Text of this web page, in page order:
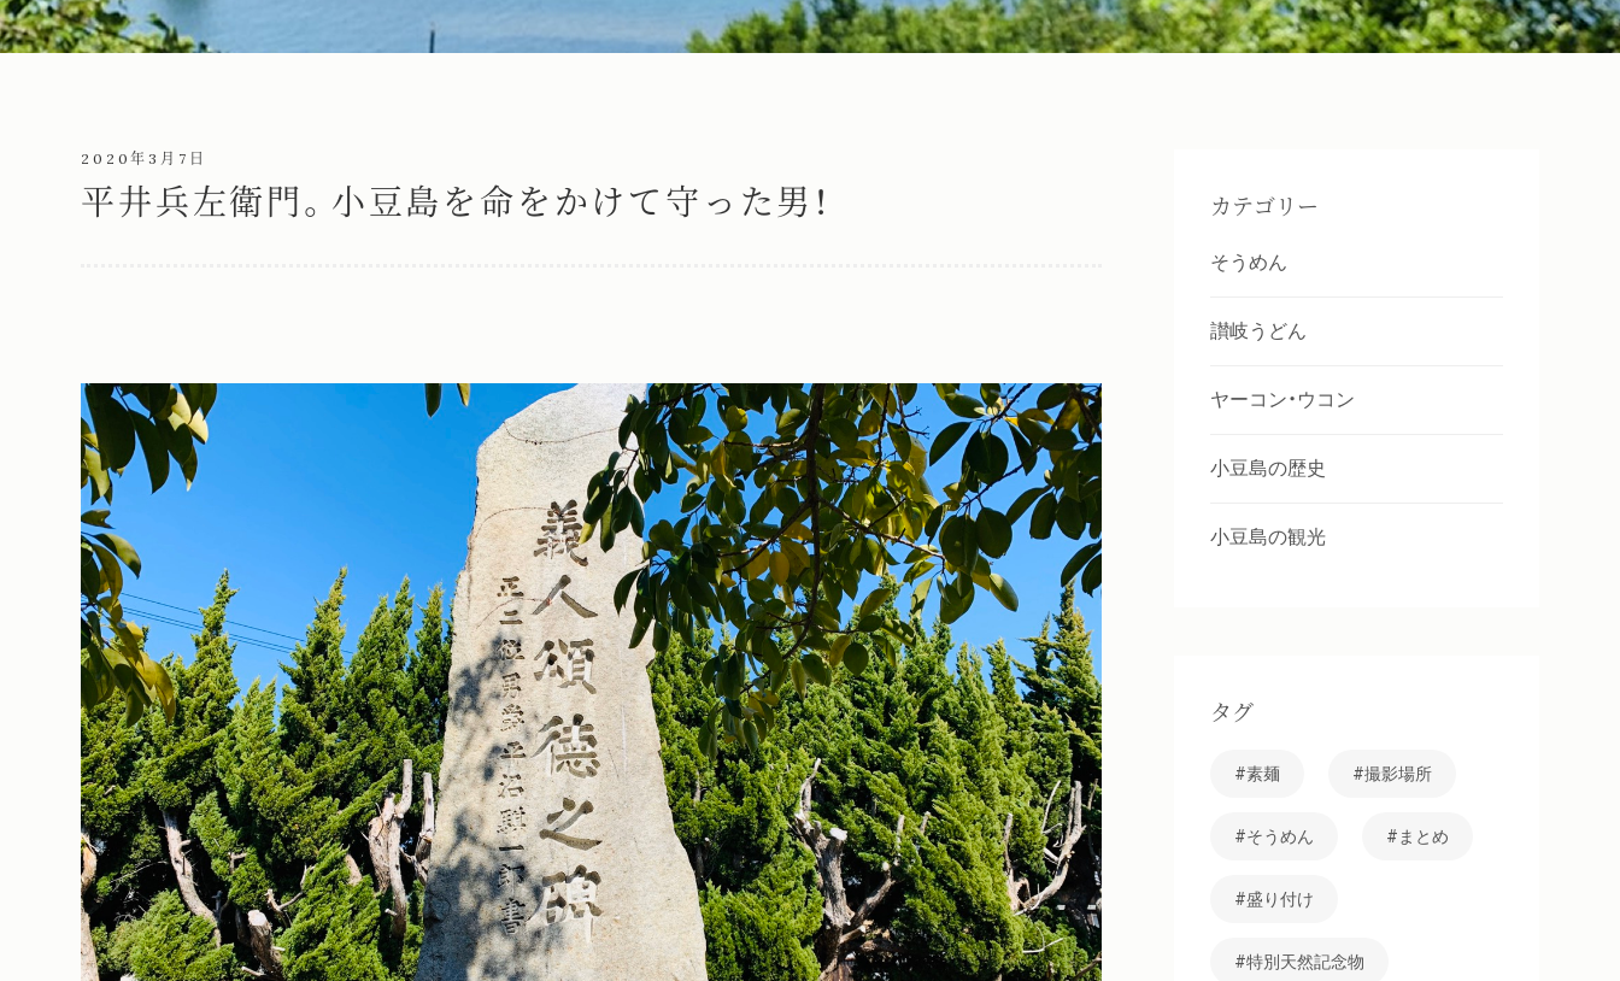
2020年3月7日
平井兵左衛門。小豆島を命をかけて守った男！ カテゴリー
そうめん
讃岐うどん
ヤーコン・ウコン
小豆島の歴史
小豆島の観光
タグ
素麺 撮影場所
そうめん まとめ
盛り付け
特別天然記念物